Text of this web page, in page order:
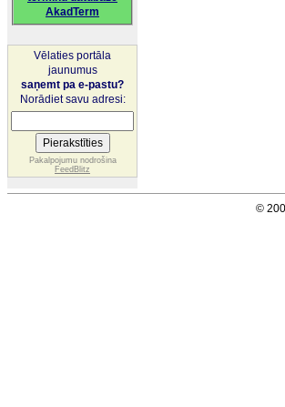
AkadTerm
Vēlaties portāla
jaunumus
saņemt pa e-pastu?
Norādiet savu adresi:
Pakalpojumu nodrošina
FeedBlitz
©